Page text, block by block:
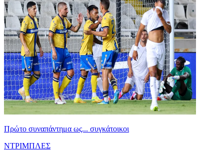
Πρώτο συναπάντημα ως... συγκάτοικοι
ΝΤΡΙΜΠΛΕΣ